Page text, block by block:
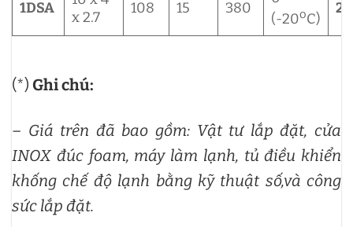
1DSA
x 2.7
108 15 380
(-20oC)
(*) Ghi chú:
– Giá trên đã bao gồm: Vật tư lắp đặt, cửa
INOX đúc foam, máy làm lạnh, tủ điều khiển
khống chế độ lạnh bằng kỹ thuật số,và công
sức lắp đặt.